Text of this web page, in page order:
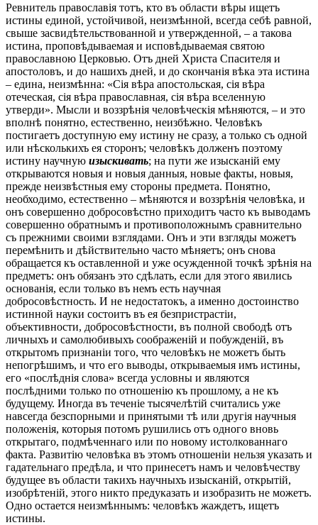
Ревнитель православія тотъ, кто въ области вѣры ищетъ
истины единой, устойчивой, неизмѣнной, всегда себѣ равной,
свыше засвидѣтельствованной и утвержденной, – а такова
истина, проповѣдываемая и исповѣдываемая святою
православною Церковью. Отъ дней Христа Спасителя и
апостоловъ, и до нашихъ дней, и до скончанія вѣка эта истина
– едина, неизмѣнна: «Сія вѣра апостольская, сія вѣра
отеческая, сія вѣра православная, сія вѣра вселенную
утверди». Мысли и воззрѣнія человѣческія мѣняются, – и это
вполнѣ понятно, естественно, неизбѣжно. Человѣкъ
постигаетъ доступную ему истину не сразу, а только съ одной
или нѣсколькихъ ея сторонъ; человѣкъ долженъ поэтому
истину научную изыскивать; на пути же изысканій ему
открываются новыя и новыя данныя, новые факты, новыя,
прежде неизвѣстныя ему стороны предмета. Понятно,
необходимо, естественно – мѣняются и воззрѣнія человѣка, и
онъ совершенно добросовѣстно приходитъ часто къ выводамъ
совершенно обратнымъ и противоположнымъ сравнительно
съ прежними своими взглядами. Онъ и эти взгляды можетъ
перемѣнить и дѣйствительно часто мѣняетъ; онъ снова
обращается къ оставленной и уже осужденной точкѣ зрѣнія на
предметъ: онъ обязанъ это сдѣлать, если для этого явились
основанія, если только въ немъ есть научная
добросовѣстность. И не недостатокъ, а именно достоинство
истинной науки состоитъ въ ея безпристрастіи,
объективности, добросовѣстности, въ полной свободѣ отъ
личныхъ и самолюбивыхъ соображеній и побужденій, въ
открытомъ признаніи того, что человѣкъ не можетъ быть
непогрѣшимъ, и что его выводы, открываемыя имъ истины,
его «послѣднія слова» всегда условны и являются
послѣдними только по отношенію къ прошлому, а не къ
будущему. Иногда въ теченіе тысячелѣтій считались уже
навсегда безспорными и принятыми тѣ или другія научныя
положенія, которыя потомъ рушились отъ одного вновь
открытаго, подмѣченнаго или по новому истолкованнаго
факта. Развитію человѣка въ этомъ отношеніи нельзя указать и
гадательнаго предѣла, и что принесетъ намъ и человѣчеству
будущее въ области такихъ научныхъ изысканій, открытій,
изобрѣтеній, этого никто предуказать и изобразить не можетъ.
Одно остается неизмѣннымъ: человѣкъ жаждетъ, ищетъ
истины.